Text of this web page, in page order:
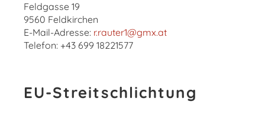
Feldgasse 19
9560 Feldkirchen
E-Mail-Adresse: r.rauter1@gmx.at
Telefon: +43 699 18221577
EU-Streitschlichtung